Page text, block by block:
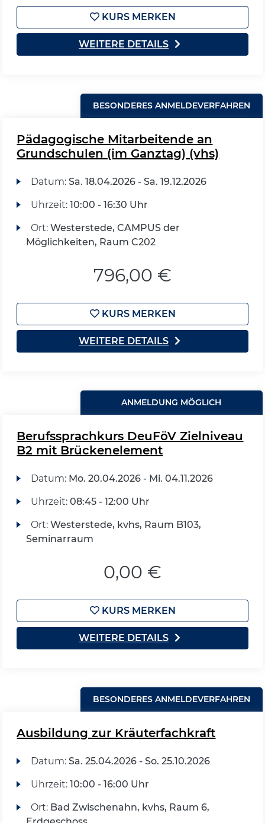
KURS MERKEN
WEITERE DETAILS
BESONDERES ANMELDEVERFAHREN
Pädagogische Mitarbeitende an
Grundschulen (im Ganztag) (vhs)
Datum: Sa. 18.04.2026 - Sa. 19.12.2026
Uhrzeit: 10:00 - 16:30 Uhr
Ort: Westerstede, CAMPUS der
Möglichkeiten, Raum C202
796,00 €
KURS MERKEN
WEITERE DETAILS
ANMELDUNG MÖGLICH
Berufssprachkurs DeuFöV Zielniveau
B2 mit Brückenelement
Datum: Mo. 20.04.2026 - Mi. 04.11.2026
Uhrzeit: 08:45 - 12:00 Uhr
Ort: Westerstede, kvhs, Raum B103,
Seminarraum
0,00 €
KURS MERKEN
WEITERE DETAILS
BESONDERES ANMELDEVERFAHREN
Ausbildung zur Kräuterfachkraft
Datum: Sa. 25.04.2026 - So. 25.10.2026
Uhrzeit: 10:00 - 16:00 Uhr
Ort: Bad Zwischenahn, kvhs, Raum 6,